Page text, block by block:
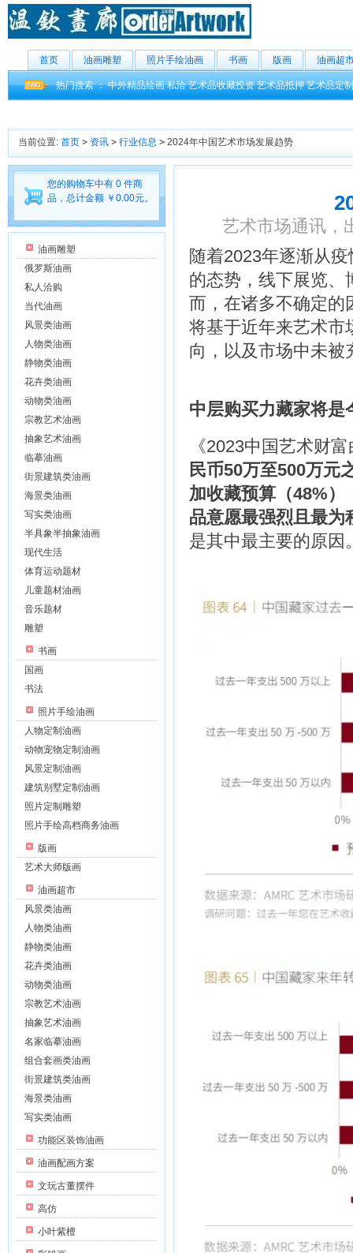
首页 油画雕塑 照片手绘油画 书画 版画 油画超
热门搜索 ：中外精品绘画 私洽 艺术品收藏投资 艺术品抵押 艺术品定制
当前位置: 首页 > 资讯 > 行业信息 > 2024年中国艺术市场发展趋势
您的购物车中有 0 件商
品，总计金额 ￥0.00元。
油画雕塑
俄罗斯油画
私人洽购
当代油画
风景类油画
人物类油画
静物类油画
花卉类油画
动物类油画
宗教艺术油画
抽象艺术油画
临摹油画
街景建筑类油画
海景类油画
写实类油画
半具象半抽象油画
现代生活
体育运动题材
儿童题材油画
音乐题材
雕塑
书画
国画
书法
照片手绘油画
人物定制油画
动物宠物定制油画
风景定制油画
建筑别墅定制油画
照片定制雕塑
照片手绘高档商务油画
版画
艺术大师版画
油画超市
风景类油画
人物类油画
静物类油画
花卉类油画
动物类油画
宗教艺术油画
抽象艺术油画
名家临摹油画
组合套画类油画
街景建筑类油画
海景类油画
写实类油画
功能区装饰油画
油画配画方案
文玩古董摆件
高仿
小叶紫檀
艺术市场通讯，
随着2023年逐渐从
的态势，线下展览、
而，在诸多不确定的
将基于近年来艺术市
向，以及市场中未被
中层购买力藏家将是
《2023中国艺术财
民币50万至500万元
加收藏预算（48%）
品意愿最强烈且最为
是其中最主要的原因